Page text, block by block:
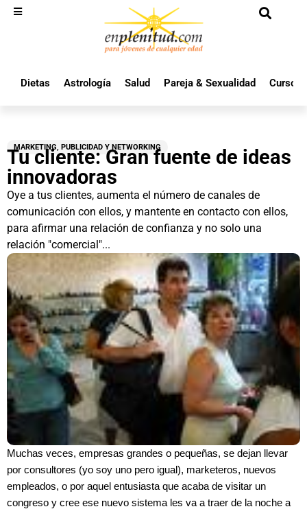
Dietas Astrología Salud Pareja & Sexualidad Cursos
MARKETING, PUBLICIDAD Y NETWORKING
Tu cliente: Gran fuente de ideas
innovadoras
Oye a tus clientes, aumenta el número de canales de
comunicación con ellos, y mantente en contacto con ellos,
para afirmar una relación de confianza y no solo una
relación "comercial"...
Muchas veces, empresas grandes o pequeñas, se dejan llevar
por consultores (yo soy uno pero igual), marketeros, nuevos
empleados, o por aquel entusiasta que acaba de visitar un
congreso y cree ese nuevo sistema les va a traer de la noche a